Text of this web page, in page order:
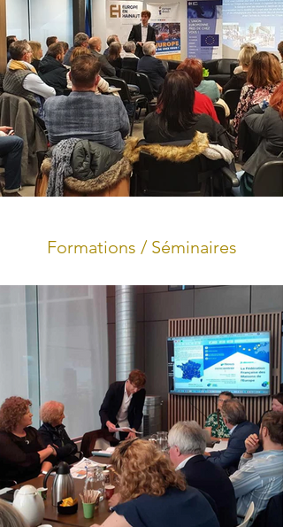
Formations / Séminaires